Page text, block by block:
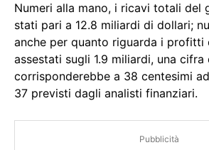
Numeri alla mano, i ricavi totali del
stati pari a 12.8 miliardi di dollari;
anche per quanto riguarda i profitti
assestati sugli 1.9 miliardi, una cifra
corrisponderebbe a 38 centesimi
37 previsti dagli analisti finanziari.
Pubblicità